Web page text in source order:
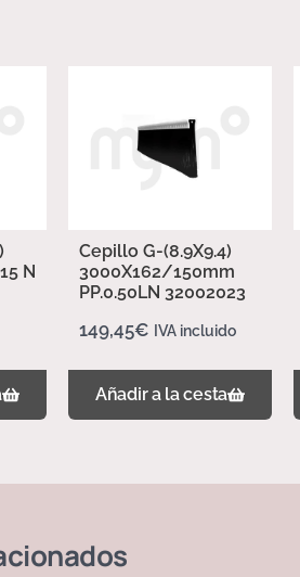
N
Cepillo G-(8.9X9.4)
3000X162/150mm
PP.0.50LN 32002023
149,45€ IVA incluido
Añadir a la cesta